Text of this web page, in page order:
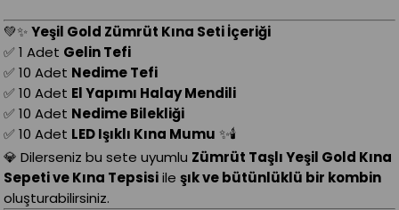
💚✨Yeşil Gold Zümrüt Kına Seti İçeriği
✅ 1 Adet Gelin Tefi
✅ 10 Adet Nedime Tefi
✅ 10 Adet El Yapımı Halay Mendili
✅ 10 Adet Nedime Bilekliği
✅ 10 Adet LED Işıklı Kına Mumu ✨🕯️
💎 Dilerseniz bu sete uyumlu Zümrüt Taşlı Yeşil Gold Kına
Sepeti ve Kına Tepsisiileşık ve bütünlüklü bir kombin
oluşturabilirsiniz.